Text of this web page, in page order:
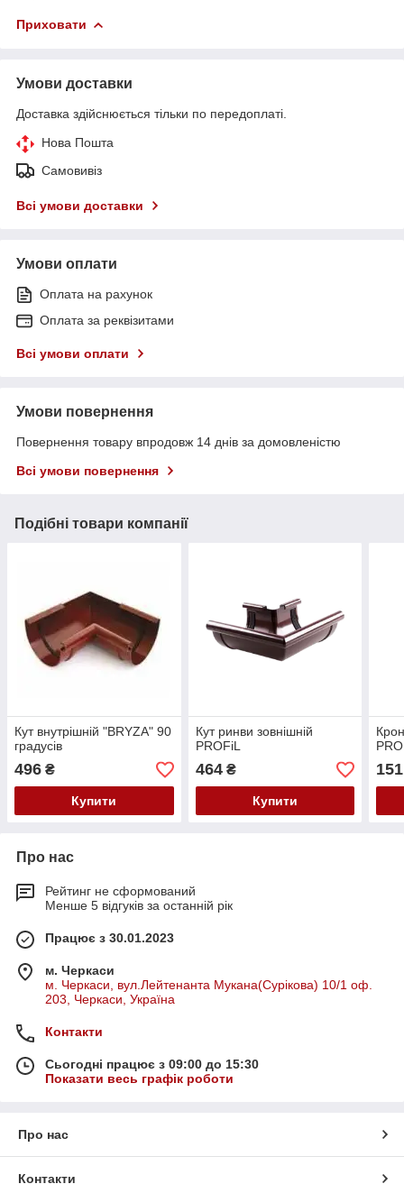
Приховати
Умови доставки
Доставка здійснюється тільки по передоплаті.
Нова Пошта
Самовивіз
Всі умови доставки
Умови оплати
Оплата на рахунок
Оплата за реквізитами
Всі умови оплати
Умови повернення
Повернення товару впродовж 14 днів за домовленістю
Всі умови повернення
Подібні товари компанії
Кут внутрішній "BRYZA" 90
градусів
496 ₴
Купити
Кут ринви зовнішній
PROFiL
464₴
Купити
151
Про нас
Рейтинг не сформований
Менше 5 відгуків за останній рік
Працює з 30.01.2023
м. Черкаси
м. Черкаси, вул.Лейтенанта Мукана(Сурікова) 10/1 оф.
203, Черкаси, Україна
Контакти
Сьогодні працює з 09:00 до 15:30
Показати весь графік роботи
Про нас
Контакти